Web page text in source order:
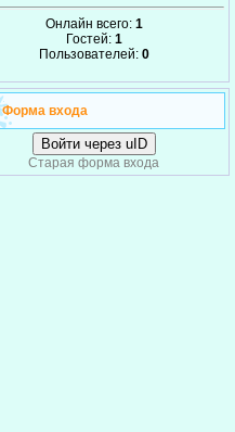
Онлайн всего: 1
Гостей: 1
Пользователей: 0
Форма входа
Войти через uID
Старая форма входа